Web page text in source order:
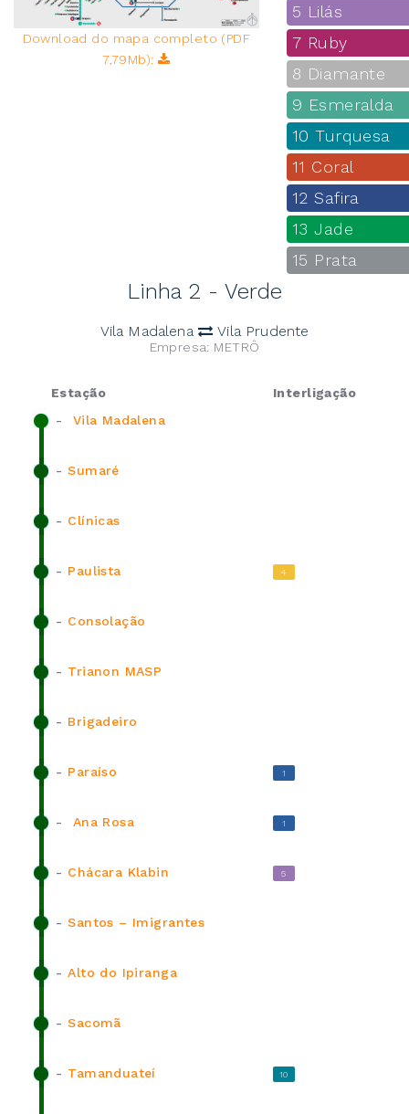
Download do mapa completo (PDF
7,79Mb):
5 Lilás
7 Ruby
8 Diamante
9 Esmeralda
10 Turquesa
11 Coral
12 Safira
13 Jade
15 Prata
Linha 2 - Verde
Vila Madalena Vila Prudente
Empresa: METRÔ
Estação
Interligação
-
Vila Madalena
-Sumaré
- Clínicas
- Paulista 4
- Consolação
- Trianon MASP
- Brigadeiro
- Paraíso 1
- Ana Rosa 1
- Chácara Klabin 5
-Santos – Imigrantes
-Alto do Ipiranga
-Sacomã
- Tamanduateí 10